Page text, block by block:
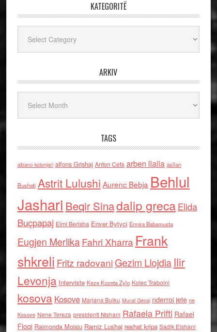
KATEGORITË
ARKIV
TAGS
albano kolonjari alfons Grishaj Anton Cefa arben llalla asllan
Bushati Astrit Lulushi Aurenc Bebja Behlul
Jashari Beqir Sinadalip grecaElida
Buçpapaj Elmi Berisha Enver Bytyci Ermira Babamusta
Eugjen MerlikaFahri Xharra Frank
shkreli Fritz radovaniGezim Llojdia Ilir
Levonja Interviste Keze Kozeta Zylo Kolec Traboini
kosova Kosove Marjana Bulku Murat Gecaj nderroi jete ne
Kosove Nene Tereza presidenti Nishani Rafaela Prifti Rafael
Floqi Raimonda Moisiu Ramiz Lushaj reshat kripa Sadik Elshani